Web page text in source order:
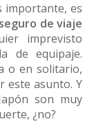
importante, es
seguro de viaje
imprevisto
de equipaje.
o en solitario,
este asunto. Y
son muy
¿no?